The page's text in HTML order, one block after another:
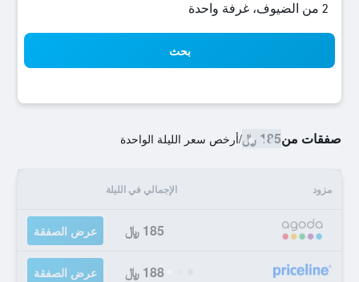
2 من الضيوف، غرفة واحدة
بحث
صفقات من185 ﷼ /أرخص سعر الليلة الواحدة
مزود الإجمالي في الليلة
185 ﷼ عرض الصفقة
188 ﷼ عرض الصفقة